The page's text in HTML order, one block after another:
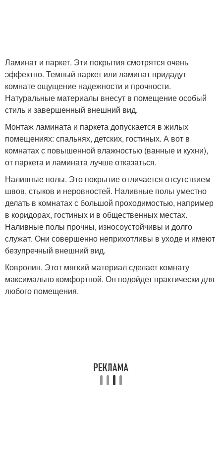
Ламинат и паркет. Эти покрытия смотрятся очень
эффектно. Темный паркет или ламинат придадут
комнате ощущение надежности и прочности.
Натуральные материалы внесут в помещение особый
стиль и завершенный внешний вид.
Монтаж ламината и паркета допускается в жилых
помещениях: спальнях, детских, гостиных. А вот в
комнатах с повышенной влажностью (ванные и кухни),
от паркета и ламината лучше отказаться.
Наливные полы. Это покрытие отличается отсутствием
швов, стыков и неровностей. Наливные полы уместно
делать в комнатах с большой проходимостью, например
в коридорах, гостиных и в общественных местах.
Наливные полы прочны, износоустойчивы и долго
служат. Они совершенно неприхотливы в уходе и имеют
безупречный внешний вид.
Ковролин. Этот мягкий материал сделает комнату
максимально комфортной. Он подойдет практически для
любого помещения.